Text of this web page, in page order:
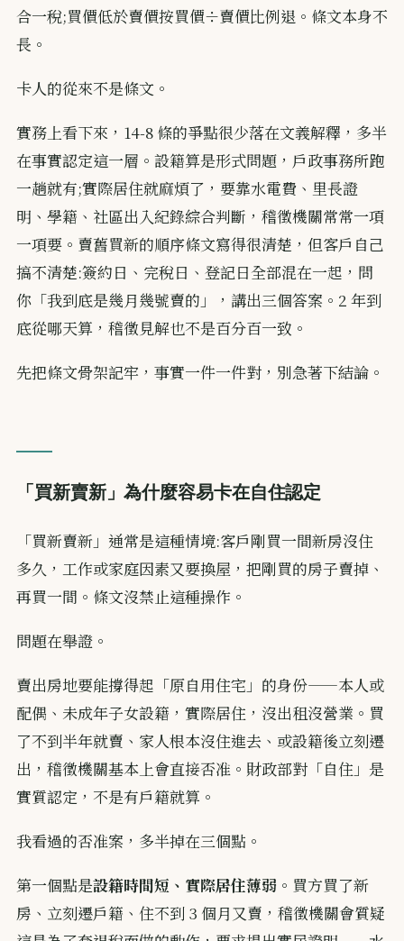
合一稅;買價低於賣價按買價÷賣價比例退。條文本身不
長。
卡人的從來不是條文。
實務上看下來，14-8 條的爭點很少落在文義解釋，多半
在事實認定這一層。設籍算是形式問題，戶政事務所跑
一趟就有;實際居住就麻煩了，要靠水電費、里長證
明、學籍、社區出入紀錄綜合判斷，稽徵機關常常一項
一項要。賣舊買新的順序條文寫得很清楚，但客戶自己
搞不清楚:簽約日、完稅日、登記日全部混在一起，問
你「我到底是幾月幾號賣的」，講出三個答案。2 年到
底從哪天算，稽徵見解也不是百分百一致。
先把條文骨架記牢，事實一件一件對，別急著下結論。
「買新賣新」為什麼容易卡在自住認定
「買新賣新」通常是這種情境:客戶剛買一間新房沒住
多久，工作或家庭因素又要換屋，把剛買的房子賣掉、
再買一間。條文沒禁止這種操作。
問題在舉證。
賣出房地要能撐得起「原自用住宅」的身份——本人或
配偶、未成年子女設籍，實際居住，沒出租沒營業。買
了不到半年就賣、家人根本沒住進去、或設籍後立刻遷
出，稽徵機關基本上會直接否准。財政部對「自住」是
實質認定，不是有戶籍就算。
我看過的否准案，多半掉在三個點。
第一個點是設籍時間短、實際居住薄弱 。買方買了新
房、立刻遷戶籍、住不到 3 個月又賣，稽徵機關會質疑